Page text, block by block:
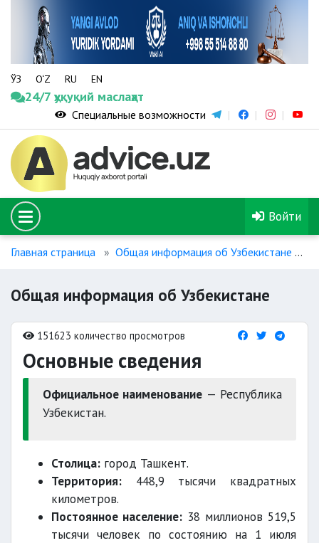
ЎЗ O‘Z RU EN
24/7 ҳуқуқий маслаҳат
Специальные возможности
Войти
Главная страница Общая информация об Узбекистане
Общая информация об Узбекистане
151623 количество просмотров
Основные сведения
Официальное наименование — Республика
Узбекистан.
Столица: город Ташкент.
Территория: 448,9 тысячи квадратных
километров.
Постоянное население: 38 миллионов 519,5
тысячи человек по состоянию на 1 июля